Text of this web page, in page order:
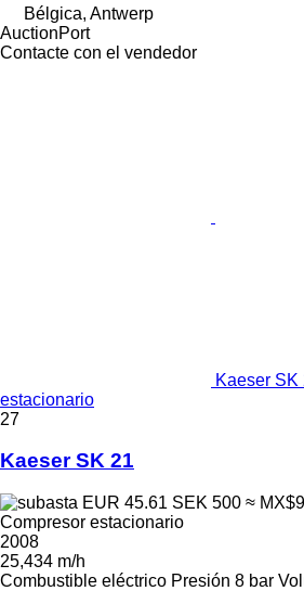
Bélgica, Antwerp
AuctionPort
Contacte con el vendedor
Kaeser SK
estacionario
27
Kaeser SK 21
EUR 45.61 SEK 500 ≈
Compresor estacionario
2008
25,434 m/h
Combustible eléctrico Presión 8 bar